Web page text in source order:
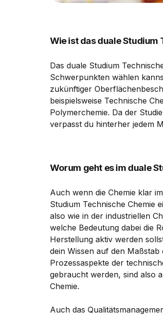
Wie ist das duale
Das duale Studium
Schwerpunkten wählen
zukünftiger
beispielsweise Technische
Polymerchemie. Da der
verpasst du hinterher jedem
Worum geht es im duale
Auch wenn die Chemie klar
Studium Technische Chemie
also wie in der industriellen
welche Bedeutung dabei die
Herstellung aktiv werden
dein Wissen auf den
Prozessaspekte der
gebraucht werden, sind also
Chemie.
Auch das